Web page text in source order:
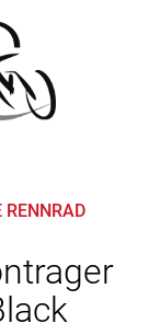
RENNRAD